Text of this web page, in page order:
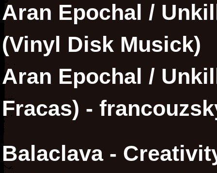
Aran Epochal /
(Vinyl Disk Musick)
Aran Epochal /
Fracas) -
Balaclava -